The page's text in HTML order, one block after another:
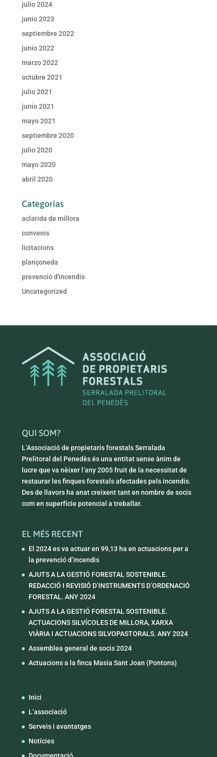
julio 2024
junio 2023
septiembre 2022
junio 2022
marzo 2022
octubre 2021
julio 2021
junio 2021
mayo 2021
septiembre 2020
julio 2020
mayo 2020
abril 2020
Categorías
aclarida de millora
convenis
licitacions
plançoneda
prevenció d'incendis
Uncategorized
QUI SOM?
L’Associació de propietaris forestals Serralada
Prelitoral del Penedès és una entitat sense ànim de
lucre que va nèixer l’any 2005 fruit de la necessitat de
restaurar les finques forestals afectades pels incendis.
Des de llavors ha anat creixent tant en nombre de socis
com en superfície potencial a treballar.
EL MÉS RECENT
El 2024 es va actuar en 99,13 ha en actuacions per a
la prevenció d’incendis
AJUTS A LA GESTIÓ FORESTAL SOSTENIBLE.
REDACCIÓ I REVISIÓ D’INSTRUMENTS D’ORDENACIÓ
FORESTAL. ANY 2024
AJUTS A LA GESTIÓ FORESTAL SOSTENIBLE.
ACTUACIONS SILVÍCOLES DE MILLORA, XARXA
VIÀRIA I ACTUACIONS SILVOPASTORALS. ANY 2024
Assemblea general de socis 2024
Actuacions a la finca Masia Sant Joan (Pontons)
Inici
L’associació
Serveis i avantatges
Notícies
Documentació